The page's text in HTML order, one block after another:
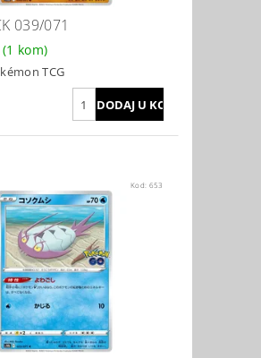
039/071
(1 kom)
TCG
Kod: 653